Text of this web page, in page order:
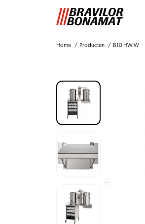
Home Producten B10 HW W